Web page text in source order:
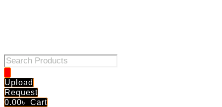
Products
search
Upload
Request
0.00৳ Cart